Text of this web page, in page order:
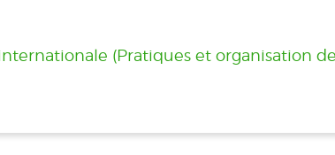
(Pratiques et organisation